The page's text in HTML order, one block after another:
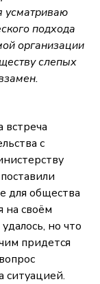
усматриваю
подхода
организации
слепых
встреча
с
для общества
на своём
но что
придется